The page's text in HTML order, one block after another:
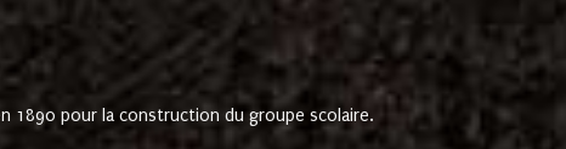
1890 pour la construction du groupe scolaire.